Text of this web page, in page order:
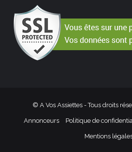
© A Vos Assiettes - Tous droits
Annonceurs Politique de
Mentions